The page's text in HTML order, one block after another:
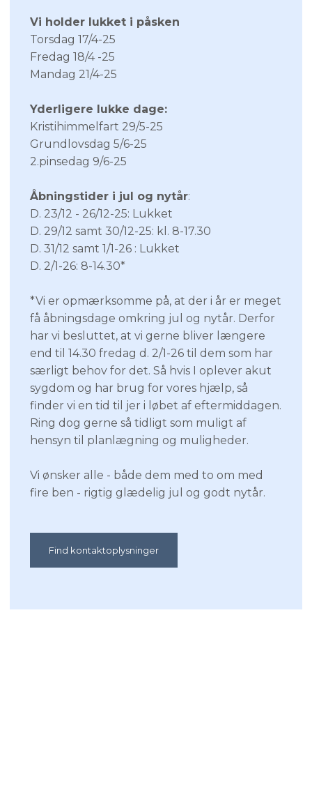
Vi holder lukket i påsken
Torsdag 17/4-25
Fredag 18/4 -25
Mandag 21/4-25​
Yderligere lukke dage:
Kristihimmelfart 29/5-25
Grundlovsdag 5/6-25
2.pinsedag 9/6-25
Åbningstider i jul og nytår:
D. 23/12 - 26/12-25: Lukket
D. 29/12 samt 30/12-25: kl. 8-17.30
D. 31/12 samt 1/1-26 : Lukket
D. 2/1-26: 8-14.30*
*Vi er opmærksomme på, at der i år er meget
få åbningsdage omkring jul og nytår. Derfor
har vi besluttet, at vi gerne bliver længere
end til 14.30 fredag d. 2/1-26 til dem som har
særligt behov for det. Så hvis I oplever akut
sygdom og har brug for vores hjælp, så
finder vi en tid til jer i løbet af eftermiddagen.
Ring dog gerne så tidligt som muligt af
hensyn til planlægning og muligheder.
Vi ønsker alle - både dem med to om med
fire ben - rigtig glædelig jul og godt nytår.
Find kontaktoplysninger